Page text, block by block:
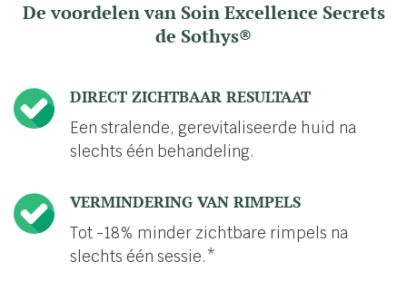
De voordelen van Soin Excellence Secrets
de Sothys®
DIRECT ZICHTBAAR RESULTAAT
Een stralende, gerevitaliseerde huid na
slechts één behandeling.
VERMINDERING VAN RIMPELS
Tot -18% minder zichtbare rimpels na
slechts één sessie.*